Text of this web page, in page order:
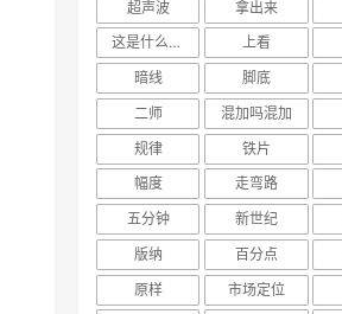
超声波
拿出来
这是什么原因
上看
暗线
脚底
二师
混加吗混加
规律
铁片
幅度
走弯路
五分钟
新世纪
版纳
百分点
原样
市场定位